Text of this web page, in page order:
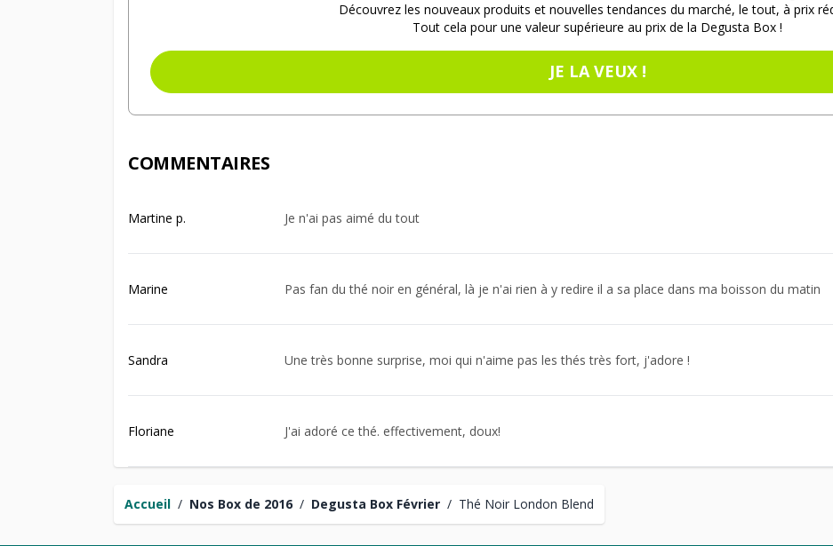
Accueil / Nos Box de 2016 / Degusta Box Février / Thé Noir London Blend
Découvrez les nouveaux produits et nouvelles tendances du marché, le tout, à prix
Tout cela pour une valeur supérieure au prix de la Degusta Box !
JE LA VEUX !
COMMENTAIRES
Martine p. Je n'ai pas aimé du tout
Marine Pas fan du thé noir en général, là je n'ai rien à y redire il a sa place dans ma boisson du matin
Sandra Une très bonne surprise, moi qui n'aime pas les thés très fort, j'adore !
Floriane J'ai adoré ce thé. effectivement, doux!